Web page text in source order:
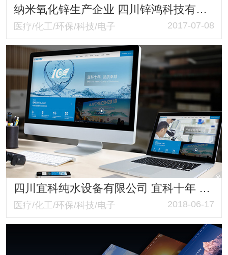
纳米氧化锌生产企业 四川锌鸿科技有限公司形象包装设计案例
医疗/化工/环保/科技/电子 2017-07-08
四川宜科纯水设备有限公司 宜科十年 品质奉献 医疗纯水设备 透析用水设备网站改版建设
医疗/化工/环保/科技/电子 2018-06-17